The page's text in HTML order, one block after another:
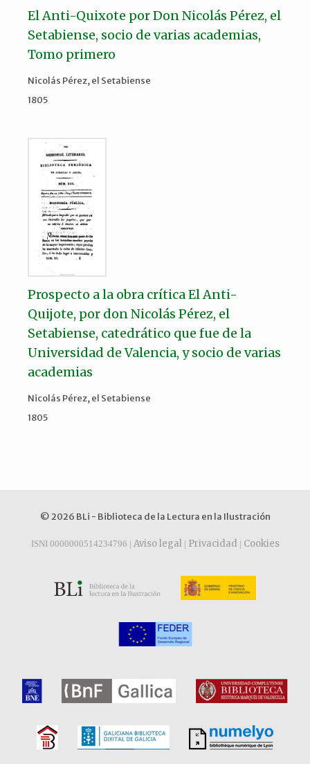
El Anti-Quixote por Don Nicolás Pérez, el
Setabiense, socio de varias academias,
Tomo primero
Nicolás Pérez, el Setabiense
1805
Prospecto a la obra crítica El Anti-
Quijote, por don Nicolás Pérez, el
Setabiense, catedrático que fue de la
Universidad de Valencia, y socio de varias
academias
Nicolás Pérez, el Setabiense
1805
© 2026 BLi - Biblioteca de la Lectura en la Ilustración
ISNI 0000000514234796 | Aviso legal| Privacidad | Cookies